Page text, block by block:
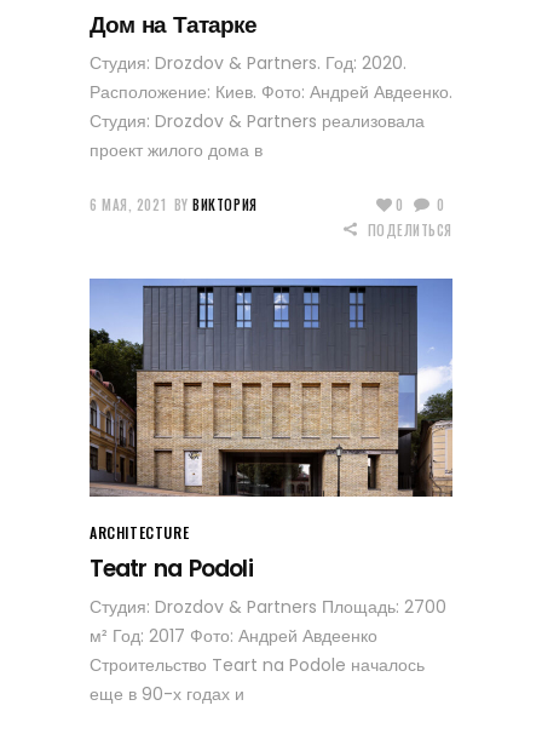
Дом на Татарке
Студия: Drozdov & Partners. Год: 2020.
Расположение: Киев. Фото: Андрей Авдеенко.
Студия: Drozdov & Partners реализовала
проект жилого дома в
6 МАЯ, 2021 BY ВИКТОРИЯ 0
0
ПОДЕЛИТЬСЯ
ARCHITECTURE
Teatr na Podoli
Студия: Drozdov & Partners Площадь: 2700
м² Год: 2017 Фото: Андрей Авдеенко
Строительство Teart na Podole началось
еще в 90-х годах и